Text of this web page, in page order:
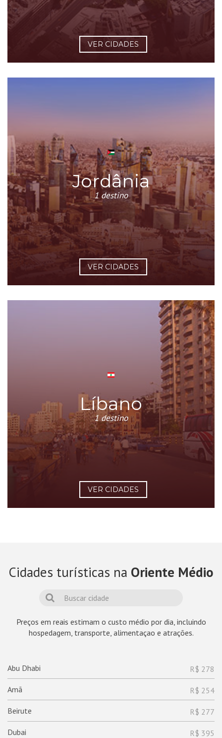
VER CIDADES
Jordânia
1 destino
VER CIDADES
Líbano
1 destino
VER CIDADES
Cidades turísticas na Oriente Médio
Preços em reais estimam o custo médio por dia, incluindo
hospedagem, transporte, alimentaçao e atrações.
R$ 278
Abu Dhabi
R$ 254
Amã
R$ 277
Beirute
R$ 395
Dubai